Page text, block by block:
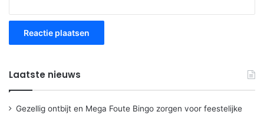
Laatste nieuws
Gezellig ontbijt en Mega Foute Bingo zorgen voor feestelijke